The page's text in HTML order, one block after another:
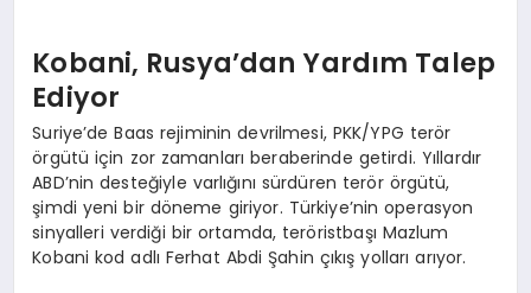
Kobani, Rusya’dan Yardım Talep
Ediyor
Suriye’de Baas rejiminin devrilmesi, PKK/YPG terör
örgütü için zor zamanları beraberinde getirdi. Yıllardır
ABD’nin desteğiyle varlığını sürdüren terör örgütü,
şimdi yeni bir döneme giriyor. Türkiye’nin operasyon
sinyalleri verdiği bir ortamda, teröristbaşı Mazlum
Kobani kod adlı Ferhat Abdi Şahin çıkış yolları arıyor.